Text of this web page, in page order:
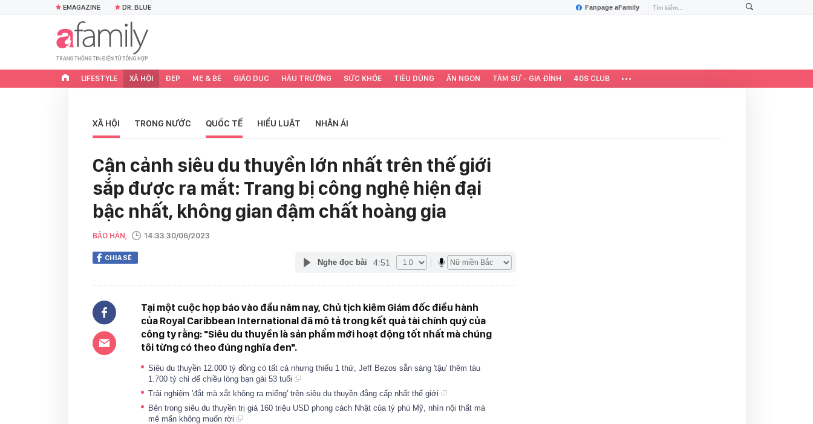
Fanpage aFamily
EMAGAZINE DR. BLUE
LIFESTYLE XÃ HỘI ĐẸP MẸ & BÉ GIÁO DỤC HẬU TRƯỜNG SỨC KHỎE TIÊU DÙNG ĂN NGON TÂM SỰ - GIA ĐÌNH 40S CLUB
XÃ HỘI TRONG NƯỚC QUỐC TẾ HIỂU LUẬT NHÂN ÁI
Cận cảnh siêu du thuyền lớn nhất trên thế giới
sắp được ra mắt: Trang bị công nghệ hiện đại
bậc nhất, không gian đậm chất hoàng gia
BẢO HÂN, 14:33 30/06/2023
CHIA SẺ Nghe đọc bài 4:51
Tại một cuộc họp báo vào đầu năm nay, Chủ tịch kiêm Giám đốc điều hành
của Royal Caribbean International đã mô tả trong kết quả tài chính quý của
công ty rằng: "Siêu du thuyền là sản phẩm mới hoạt động tốt nhất mà chúng
tôi từng có theo đúng nghĩa đen".
Siêu du thuyền 12.000 tỷ đồng có tất cả nhưng thiếu 1 thứ, Jeff Bezos sẵn sàng 'tậu' thêm tàu
1.700 tỷ chỉ để chiều lòng bạn gái 53 tuổi
Trải nghiệm 'đắt mà xắt không ra miếng' trên siêu du thuyền đẳng cấp nhất thế giới
Bên trong siêu du thuyền trị giá 160 triệu USD phong cách Nhật của tỷ phú Mỹ, nhìn nội thất mà
mê mẩn không muốn rời